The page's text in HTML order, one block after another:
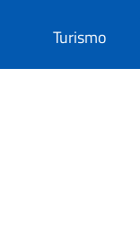
Turismo